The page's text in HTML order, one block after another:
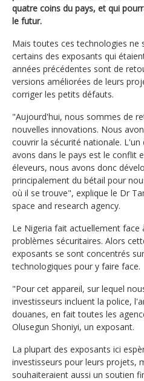
quatre coins du pays, et qui
le futur.
Mais toutes ces technologies ne
certains des exposants qui
années précédentes sont de
versions améliorées de leurs
corriger les petits défauts.
"Aujourd'hui, nous sommes de
nouvelles innovations. Nous
couvrir la sécurité nationale. L'un
avons dans le pays est le conflit
éleveurs, nous avons donc
principalement du bétail pour
où il se trouve", explique le Dr
space and research agency.
Le Nigeria fait actuellement face
problèmes sécuritaires. Alors
exposants se sont concentrés
technologiques pour y faire face.
"Pour cet appareil, sur lequel
investisseurs incluent la police,
douanes, en fait toutes les
Olusegun Shoniyi, un exposant.
La plupart des exposants ici
investisseurs pour leurs projets,
souhaiteraient aussi un soutien